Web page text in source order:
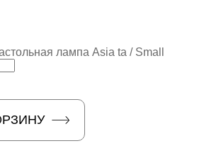
лампа Asia ta / Small